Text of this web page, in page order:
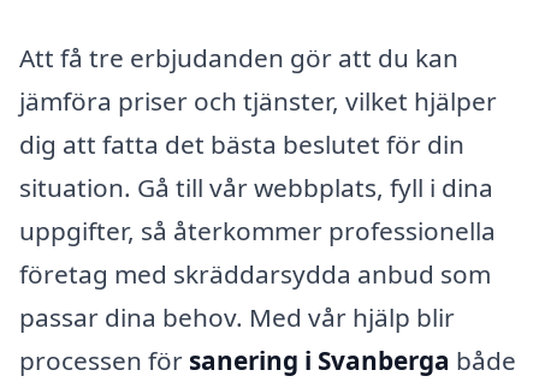
Att få tre erbjudanden gör att du kan
jämföra priser och tjänster, vilket hjälper
dig att fatta det bästa beslutet för din
situation. Gå till vår webbplats, fyll i dina
uppgifter, så återkommer professionella
företag med skräddarsydda anbud som
passar dina behov. Med vår hjälp blir
processen för sanering i Svanberga både